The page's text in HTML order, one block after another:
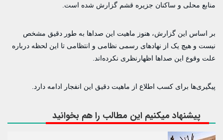
منابع محلی و ساکنان جزیره قشم گزارش شده است.
بر اساس این گزارش، هنوز ماهیت این صداها به طور دقیق مشخص
نیست و هیچ‌ یک از نهادهای رسمی نظامی و انتظامی تا این لحظه درباره
علت وقوع این صداها اظهارنظری نکرده‌اند.
پیگیری‌ها برای کسب اطلاع از ماهیت دقیق این انفجار ادامه دارد.
پیشنهاد میکنیم این مطالب را هم بخوانید